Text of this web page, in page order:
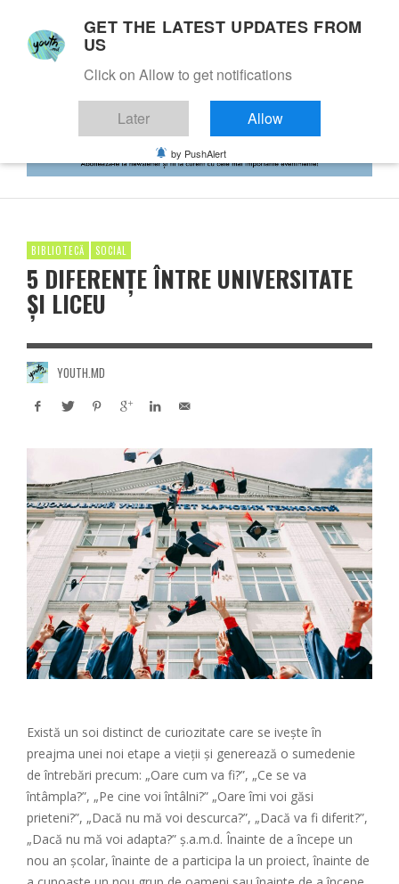
BIBLIOTECĂ SOCIAL
5 DIFERENȚE ÎNTRE UNIVERSITATE
ȘI LICEU
YOUTH.MD
Există un soi distinct de curiozitate care se ivește în
preajma unei noi etape a vieții și generează o sumedenie
de întrebări precum: „Oare cum va fi?”, „Ce se va
întâmpla?”, „Pe cine voi întâlni?” „Oare îmi voi găsi
prieteni?”, „Dacă nu mă voi descurca?”, „Dacă va fi diferit?”,
„Dacă nu mă voi adapta?” ș.a.m.d. Înainte de a începe un
nou an școlar, înainte de a participa la un proiect, înainte de
GET THE LATEST UPDATES FROM
US
Click on Allow to get notifications
Later Allow
by PushAlert